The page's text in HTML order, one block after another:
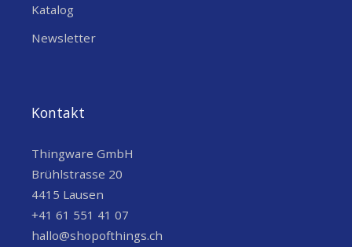
Katalog
Newsletter
Kontakt
Thingware GmbH
Brühlstrasse 20
4415 Lausen
+41 61 551 41 07
hallo@shopofthings.ch